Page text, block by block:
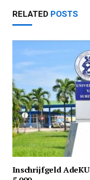
RELATED POSTS
Inschrijfgeld